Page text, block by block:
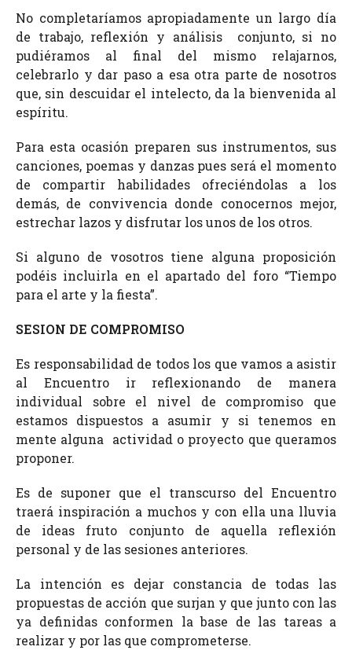
No completaríamos apropiadamente un largo día
de trabajo, reflexión y análisis conjunto, si no
pudiéramos al final del mismo relajarnos,
celebrarlo y dar paso a esa otra parte de nosotros
que, sin descuidar el intelecto, da la bienvenida al
espíritu.
Para esta ocasión preparen sus instrumentos, sus
canciones, poemas y danzas pues será el momento
de compartir habilidades ofreciéndolas a los
demás, de convivencia donde conocernos mejor,
estrechar lazos y disfrutar los unos de los otros.
Si alguno de vosotros tiene alguna proposición
podéis incluirla en el apartado del foro “Tiempo
para el arte y la fiesta”.
SESION DE COMPROMISO
Es responsabilidad de todos los que vamos a asistir
al Encuentro ir reflexionando de manera
individual sobre el nivel de compromiso que
estamos dispuestos a asumir y si tenemos en
mente alguna actividad o proyecto que queramos
proponer.
Es de suponer que el transcurso del Encuentro
traerá inspiración a muchos y con ella una lluvia
de ideas fruto conjunto de aquella reflexión
personal y de las sesiones anteriores.
La intención es dejar constancia de todas las
propuestas de acción que surjan y que junto con las
ya definidas conformen la base de las tareas a
realizar y por las que comprometerse.